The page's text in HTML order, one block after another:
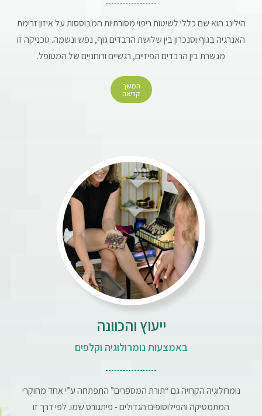
הילינג הוא שם כללי לשיטות ריפוי מסורתיות המבוססות על איזון זרימת
האנרגיה בגוף וסנכרון בין שלושת הרבדים גוף, נפש ונשמה. טכניקה זו
מגשרת בין הרבדים הפיזיים, רגשיים ורוחניים של המטופל.
המשך
קריאה
ייעוץ והכוונה
באמצעות נומרולוגיה וקלפים
נומרולוגיה הקרויה גם “תורת המספרים” התפתחה ע”י אחד מחוקרי
המתמטיקה והפילוסופים הגדולים - פיתגורס שמו. לפי דרך זו